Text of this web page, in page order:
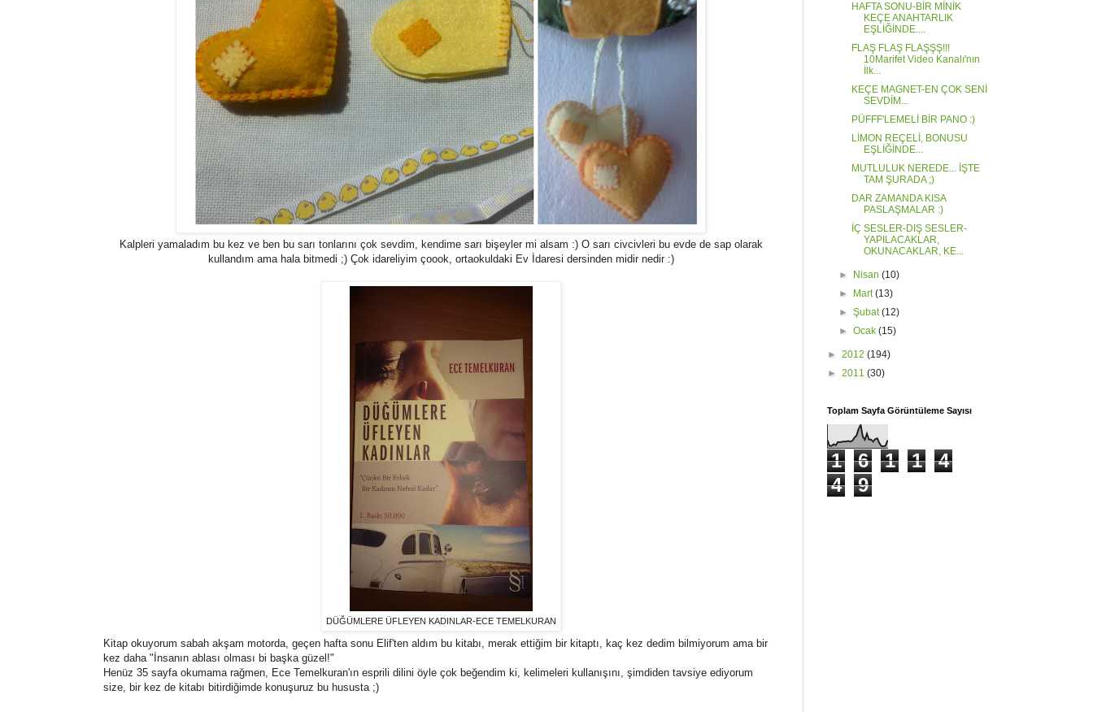
Kalpleri yamaladım bu kez ve ben bu sarı tonlarını çok sevdim, kendime sarı bişeyler mi alsam :) O sarı civcivleri bu evde de sap olarak
kullandım ama hala bitmedi ;) Çok idareliyim çoook, ortaokuldaki Ev İdaresi dersinden midir nedir :)
DÜĞÜMLERE ÜFLEYEN KADINLAR-ECE TEMELKURAN
Kitap okuyorum sabah akşam motorda, geçen hafta sonu Elif'ten aldım bu kitabı, merak ettiğim bir kitaptı, kaç kez dedim bilmiyorum ama bir
kez daha "İnsanın ablası olması bi başka güzel!"
Henüz 35 sayfa okumama rağmen, Ece Temelkuran'ın esprili dilini öyle çok beğendim ki, kelimeleri kullanışını, şimdiden tavsiye ediyorum
size, bir kez de kitabı bitirdiğimde konuşuruz bu hususta ;)
HAFTA SONU-BİR MİNİK
KEÇE ANAHTARLIK
EŞLİĞİNDE....
FLAŞ FLAŞ FLAŞŞŞ!!!
10Marifet Video Kanalı'nın
İlk...
KEÇE MAGNET-EN ÇOK SENİ
SEVDİM...
PÜFFF'LEMELİ BİR PANO :)
LİMON REÇELİ, BONUSU
EŞLİĞİNDE...
MUTLULUK NEREDE... İŞTE
TAM ŞURADA ;)
DAR ZAMANDA KISA
PASLAŞMALAR :)
İÇ SESLER-DIŞ SESLER-
YAPILACAKLAR,
OKUNACAKLAR, KE...
► Nisan(10)
►
Mart(13)
►Şubat(12)
►Ocak(15)
► 2012 (194)
► 2011 (30)
Toplam Sayfa Görüntüleme Sayısı
1 6 1 1
4
4
9